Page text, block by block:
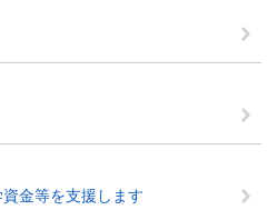
金等を支援します